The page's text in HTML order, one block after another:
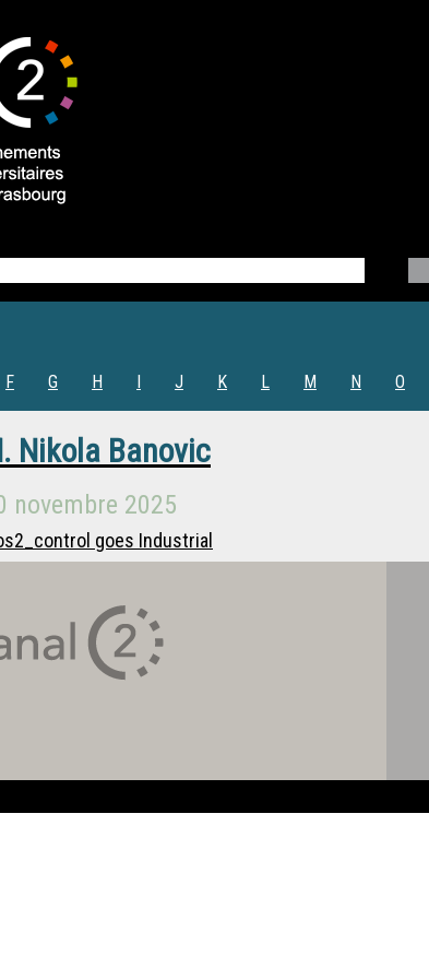
F G H I J K L M N O
Nikola Banovic
novembre 2025
goes Industrial